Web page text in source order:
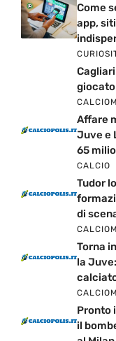
Come
app,
Affare
Juve e
65
CALCIO
Tudor
di
Torna
la
Pronto
il